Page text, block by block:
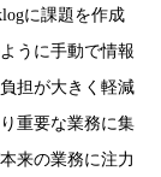
に課題を作成
うに手動で情報
担が大きく軽減
重要な業務に集
来の業務に注力